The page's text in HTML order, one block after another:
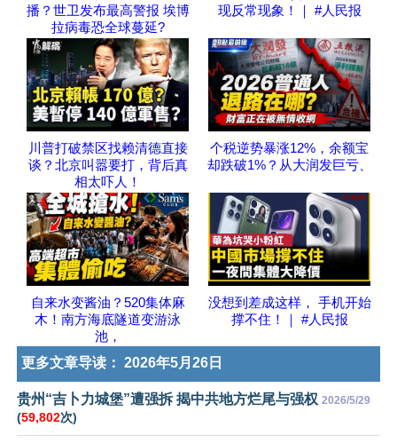
播？世卫发布最高警报 埃博
拉病毒恐全球蔓延?
现反常现象！｜ #人民报
川普打破禁区找赖清德直接
谈？北京叫嚣要打，背后真
相太吓人！
个税逆势暴涨12%，余额宝
却跌破1%？从大润发巨亏、
自来水变酱油？520集体麻
木！南方海底隧道变游泳
池，
没想到差成这样， 手机开始
撑不住！｜ #人民报
更多文章导读： 2026年5月26日
贵州“吉卜力城堡”遭强拆 揭中共地方烂尾与强权 2026/5/29
(59,802次)